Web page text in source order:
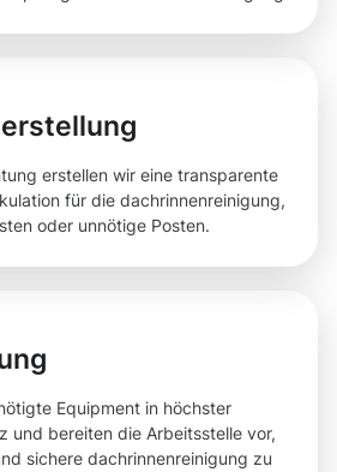
erstellen wir eine transparente
für die dachrinnenreinigung,
oder unnötige Posten.
Equipment in höchster
und bereiten die Arbeitsstelle vor,
sichere dachrinnenreinigung zu